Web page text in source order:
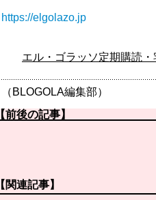
https://elgolazo.jp
エル・ゴラッソ定期購読・
（BLOGOLA編集部）
【前後の記事】
【関連記事】